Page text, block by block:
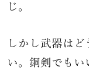
じ。
しかし武器は
い。銅剣でもい